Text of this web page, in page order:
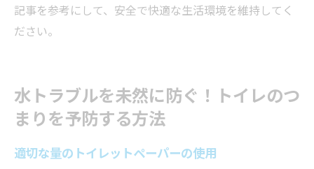
記事を参考にして、安全で快適な生活環境を維持してく
ださい。
水トラブルを未然に防ぐ！トイレのつ
まりを予防する方法
適切な量のトイレットペーパーの使用